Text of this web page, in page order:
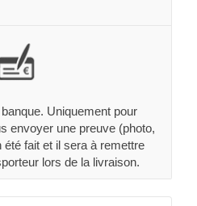
Uniquement pour
envoyer une preuve (photo,
fait et il sera à remettre
lors de la livraison.